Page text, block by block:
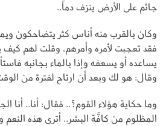
جاثم على الأرض ينزف دماً..
وكان بالقرب منه أناس كثر يتضاحكون
فقد تعجبت لأمره وأمرهم، وقلت لهم كيف
يساعده أو يسعفه وإذا بالماء بجانبه
وقال: هو لك وبعد أن ارتاح لفترة من
وما حكاية هؤلاء القوم؟.. فقال: أنا.. أنا
المظلوم من كافَّة البشر.. أترى هذه النعم